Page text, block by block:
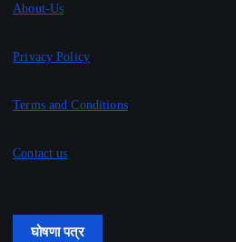
About-Us
Privacy Policy
Terms and Conditions
Contact us
घोषणा पत्र